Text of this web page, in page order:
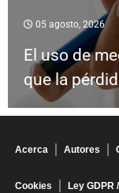
05 agosto, 2026
El uso de
que la
Acerca Autores
Cookies Ley GDPR